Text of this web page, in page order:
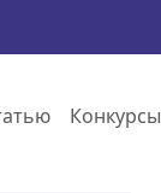
Конкурсы